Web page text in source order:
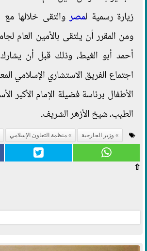
زيارة رسمية لمصروالتقى خلالها
ومن المقرر أن يلتقى بالأمين العام
أحمد أبو الغيط، وذلك قبل أن
اجتماع الفريق الاستشاري الإسلامي
الأطفال برئاسة فضيلة الإمام الأكبر
الطيب، شيخ الأزهر الشريف.
وزير الخارجية منظمة التعاون الإسلامي
⇧